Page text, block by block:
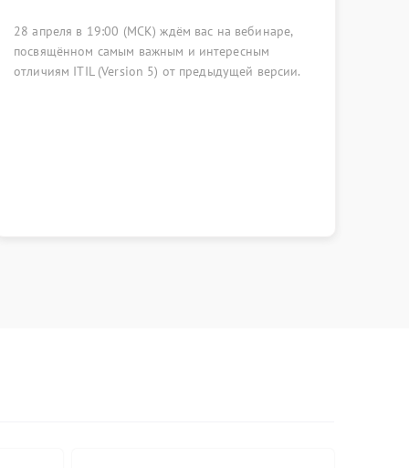
в 19:00 (МСК) ждём вас на вебинаре,
самым важным и интересным
(Version 5) от предыдущей версии.